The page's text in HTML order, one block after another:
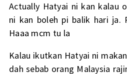
Actually Hatyai ni kan kalau
ni kan boleh pi balik hari ja.
Haaa mcm tu la
Kalau ikutkan Hatyai ni
dah sebab orang Malaysia